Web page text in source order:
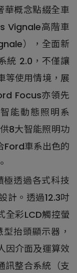
華概念點綴全車
Vignale高階車
），全面新
統 2.0，不僅讓
等使用情境，展
Focus亦領先
能動態照明系
8大智能照明功
Ford車系出色的
透過各式科技
計。透過12.3吋
全彩LCD觸控螢
抬頭顯示器，
因介面及運算效
訊整合系統（支